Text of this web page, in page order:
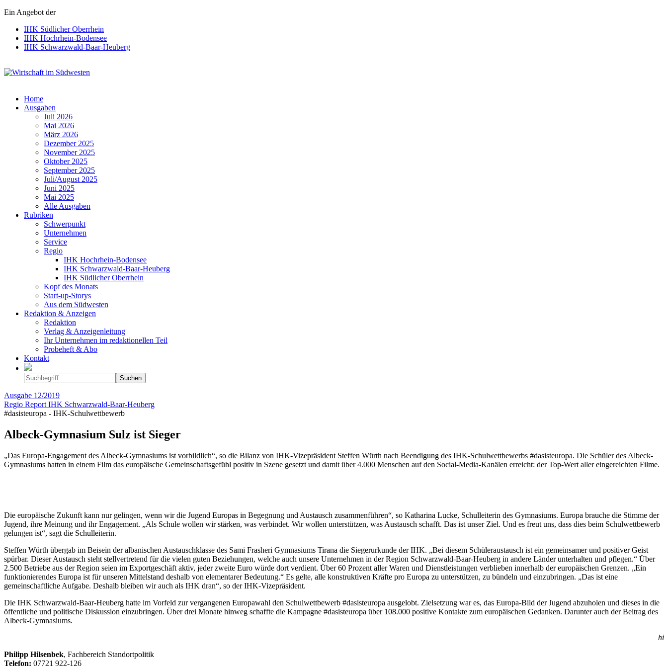
Ein Angebot der
IHK Südlicher Oberrhein
IHK Hochrhein-Bodensee
IHK Schwarzwald-Baar-Heuberg
Home
Ausgaben
Juli 2026
Mai 2026
März 2026
Dezember 2025
November 2025
Oktober 2025
September 2025
Juli/August 2025
Juni 2025
Mai 2025
Alle Ausgaben
Rubriken
Schwerpunkt
Unternehmen
Service
Regio
IHK Hochrhein-Bodensee
IHK Schwarzwald-Baar-Heuberg
IHK Südlicher Oberrhein
Kopf des Monats
Start-up-Storys
Aus dem Südwesten
Redaktion & Anzeigen
Redaktion
Verlag & Anzeigenleitung
Ihr Unternehmen im redaktionellen Teil
Probeheft & Abo
Kontakt
Ausgabe 12/2019
Regio Report IHK Schwarzwald-Baar-Heuberg
#dasisteuropa - IHK-Schulwettbewerb
Albeck-Gymnasium Sulz ist Sieger
„Das Europa-Engagement des Albeck-Gymnasiums ist vorbildlich“, so die Bilanz von IHK-Vizepräsident Steffen Würth nach Beendigung des IHK-Schulwettbewerbs #dasisteuropa. Die Schüler des Albeck-
Gymnasiums hatten in einem Film das europäische Gemeinschaftsgefühl positiv in Szene gesetzt und damit über 4.000 Menschen auf den Social-Media-Kanälen erreicht: der Top-Wert aller eingereichten Filme.
Die europäische Zukunft kann nur gelingen, wenn wir die Jugend Europas in Begegnung und Austausch zusammenführen“, so Katharina Lucke, Schulleiterin des Gymnasiums. Europa brauche die Stimme der
Jugend, ihre Meinung und ihr Engagement. „Als Schule wollen wir stärken, was verbindet. Wir wollen unterstützen, was Austausch schafft. Das ist unser Ziel. Und es freut uns, dass dies beim Schulwettbewerb
gelungen ist“, sagt die Schulleiterin.
Steffen Würth übergab im Beisein der albanischen Austauschklasse des Sami Frasheri Gymnasiums Tirana die Siegerurkunde der IHK. „Bei diesem Schüleraustausch ist ein gemeinsamer und positiver Geist
spürbar. Dieser Austausch steht stellvertretend für die vielen guten Beziehungen, welche auch unsere Unternehmen in der Region Schwarzwald-Baar-Heuberg in andere Länder unterhalten und pflegen.“ Über
2.500 Betriebe aus der Region seien im Exportgeschäft aktiv, jeder zweite Euro würde dort verdient. Über 60 Prozent aller Waren und Dienstleistungen verblieben innerhalb der europäischen Grenzen. „Ein
funktionierendes Europa ist für unseren Mittelstand deshalb von elementarer Bedeutung.“ Es gelte, alle konstruktiven Kräfte pro Europa zu unterstützen, zu bündeln und einzubringen. „Das ist eine
gemeinschaftliche Aufgabe. Deshalb bleiben wir auch als IHK dran“, so der IHK-Vizepräsident.
Die IHK Schwarzwald-Baar-Heuberg hatte im Vorfeld zur vergangenen Europawahl den Schulwettbewerb #dasisteuropa ausgelobt. Zielsetzung war es, das Europa-Bild der Jugend abzuholen und dieses in die
öffentliche und politische Diskussion einzubringen. Über drei Monate hinweg schaffte die Kampagne #dasisteuropa über 108.000 positive Kontakte zum europäischen Gedanken. Darunter auch der Beitrag des
Albeck-Gymnasiums.
hi
Philipp Hilsenbek, Fachbereich Standortpolitik
Telefon: 07721 922-126